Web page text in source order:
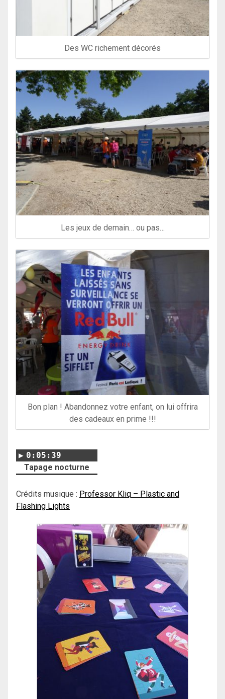
Des WC richement décorés
Les jeux de demain… ou pas…
Bon plan ! Abandonnez votre enfant, on lui offrira
des cadeaux en prime !!!
0:05:39
Tapage nocturne
Crédits musique : Professor Kliq – Plastic and
Flashing Lights